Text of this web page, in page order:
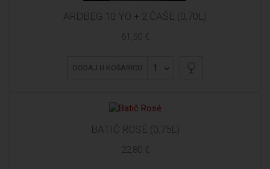
ARDBEG 10 YO + 2 ČAŠE (0,70L)
61,50 €
DODAJ U KOŠARICU 1
BATIČ ROSÉ (0,75L)
22,80 €